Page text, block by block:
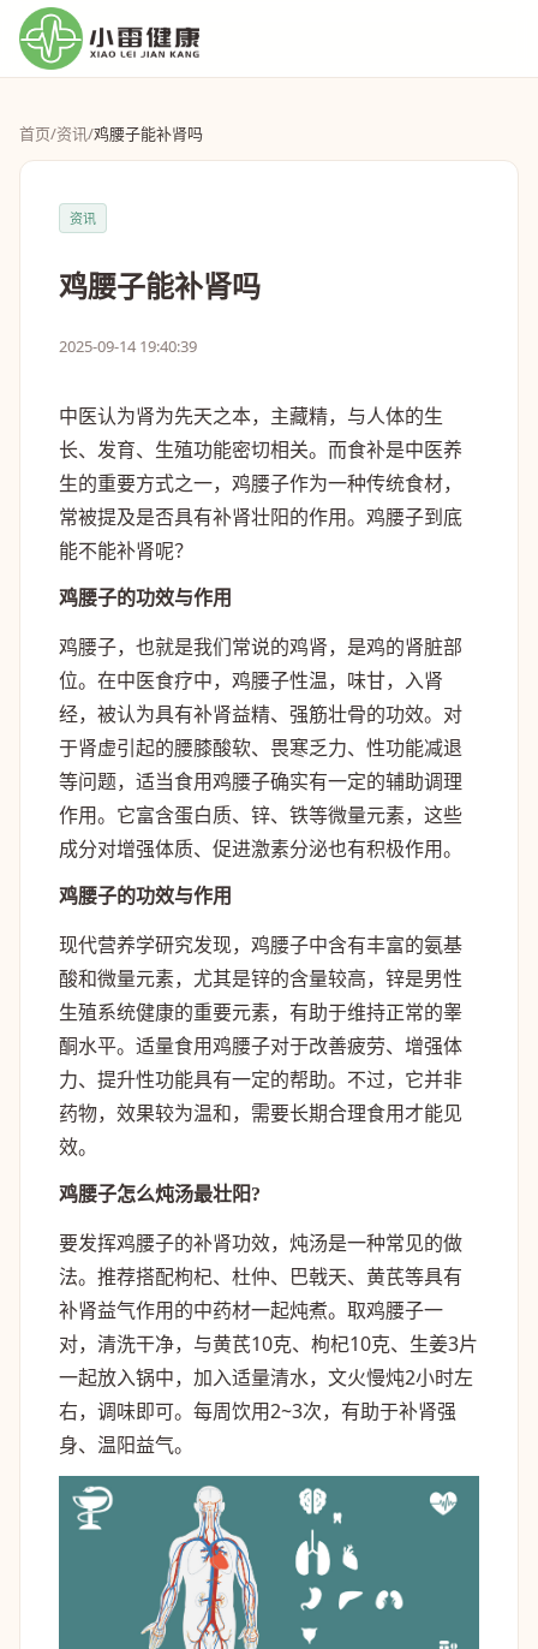
首页/资讯/鸡腰子能补肾吗
资讯
鸡腰子能补肾吗
2025-09-14 19:40:39
中医认为肾为先天之本，主藏精，与人体的生
长、发育、生殖功能密切相关。而食补是中医养
生的重要方式之一，鸡腰子作为一种传统食材，
常被提及是否具有补肾壮阳的作用。鸡腰子到底
能不能补肾呢？
鸡腰子的功效与作用
鸡腰子，也就是我们常说的鸡肾，是鸡的肾脏部
位。在中医食疗中，鸡腰子性温，味甘，入肾
经，被认为具有补肾益精、强筋壮骨的功效。对
于肾虚引起的腰膝酸软、畏寒乏力、性功能减退
等问题，适当食用鸡腰子确实有一定的辅助调理
作用。它富含蛋白质、锌、铁等微量元素，这些
成分对增强体质、促进激素分泌也有积极作用。
鸡腰子的功效与作用
现代营养学研究发现，鸡腰子中含有丰富的氨基
酸和微量元素，尤其是锌的含量较高，锌是男性
生殖系统健康的重要元素，有助于维持正常的睾
酮水平。适量食用鸡腰子对于改善疲劳、增强体
力、提升性功能具有一定的帮助。不过，它并非
药物，效果较为温和，需要长期合理食用才能见
效。
鸡腰子怎么炖汤最壮阳?
要发挥鸡腰子的补肾功效，炖汤是一种常见的做
法。推荐搭配枸杞、杜仲、巴戟天、黄芪等具有
补肾益气作用的中药材一起炖煮。取鸡腰子一
对，清洗干净，与黄芪10克、枸杞10克、生姜3片
一起放入锅中，加入适量清水，文火慢炖2小时左
右，调味即可。每周饮用2~3次，有助于补肾强
身、温阳益气。